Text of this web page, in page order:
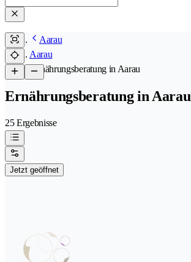
Aarau
Aarau
/Ernährungsberatung in Aarau
Ernährungsberatung in Aarau
25 Ergebnisse
Jetzt geöffnet